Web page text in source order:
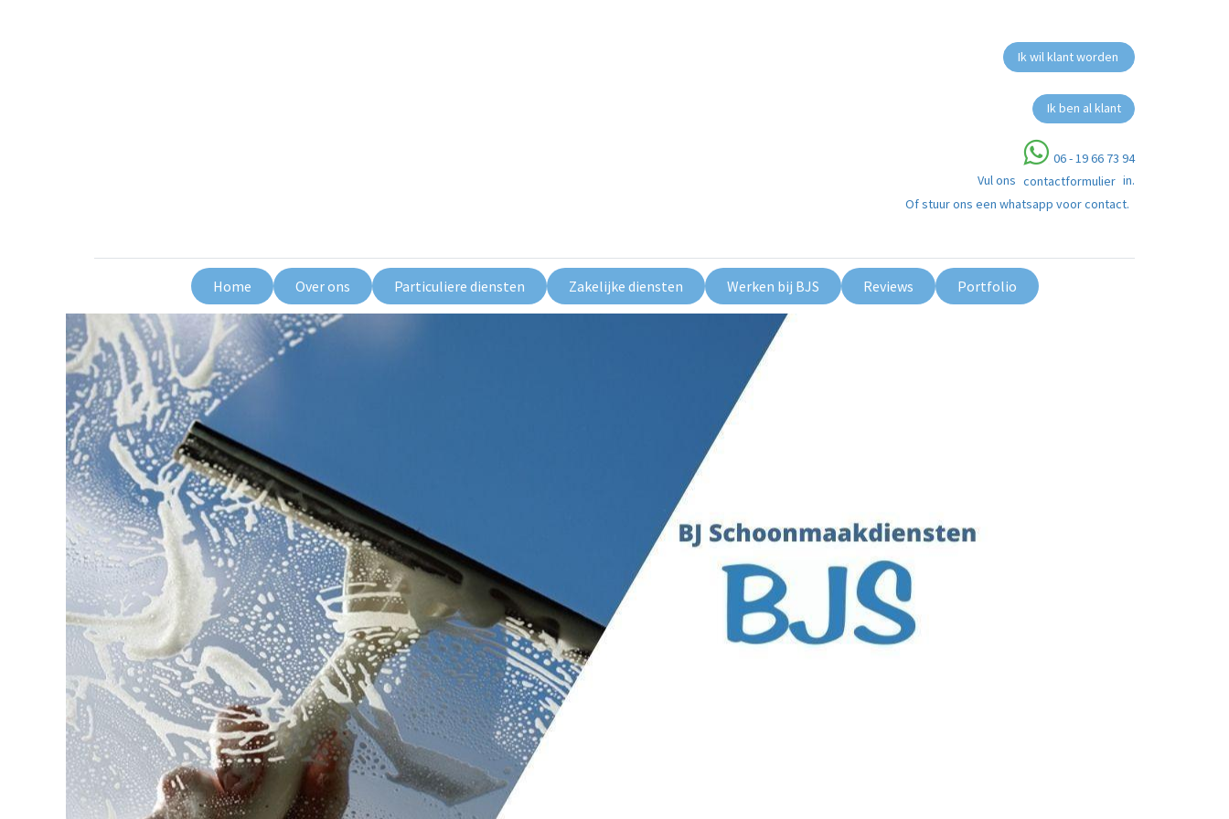
Ik wil klant worden
Ik ben al klant
06 - 19 66 73 94
Vul ons contactformulier in.
Of stuur ons een whatsapp voor contact.
Home Over ons Particuliere diensten Zakelijke diensten Werken bij BJS Reviews Portfolio